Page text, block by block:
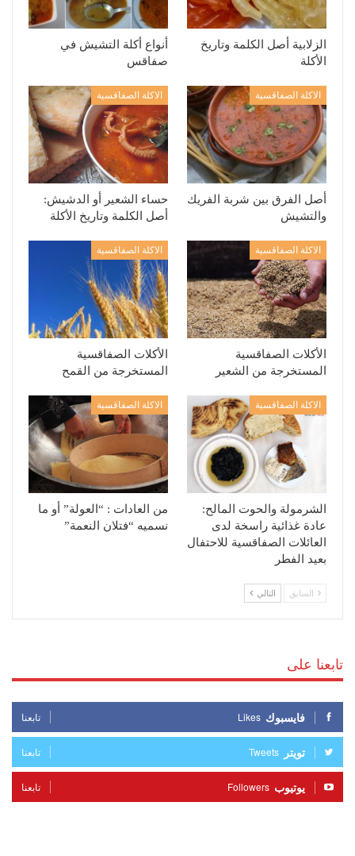
الزلابية أصل الكلمة وتاريخ
الأكلة
أنواع أكلة التشيش في
صفاقس
الاكلة الصفاقسية
أصل الفرق بين شربة الفريك
والتشيش
الاكلة الصفاقسية
حساء الشعير أو الدشيش:
أصل الكلمة وتاريخ الأكلة
الاكلة الصفاقسية
الأكلات الصفاقسية
المستخرجة من الشعير
الاكلة الصفاقسية
الأكلات الصفاقسية
المستخرجة من القمح
الاكلة الصفاقسية
الشرمولة والحوت المالح:
عادة غذائية راسخة لدى
العائلات الصفاقسية للاحتفال
بعيد الفطر
الاكلة الصفاقسية
من العادات : “العولة” أو ما
نسميه “فتلان النعمة”
السابق التالي
تابعنا على
فايسبوك Likes تابعنا
تويتر Tweets تابعنا
يوتيوب Followers تابعنا